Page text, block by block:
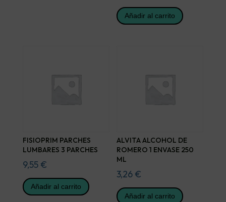
Añadir al carrito
FISIOPRIM PARCHES
LUMBARES 3 PARCHES
9,55 €
Añadir al carrito
ALVITA ALCOHOL DE
ROMERO 1 ENVASE 250
ML
3,26 €
Añadir al carrito